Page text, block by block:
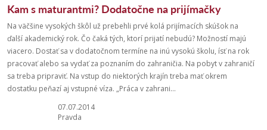
Kam s maturantmi? Dodatočne na prijímačky
Na väčšine vysokých škôl už prebehli prvé kolá prijímacích skúšok na
ďalší akademický rok. Čo čaká tých, ktorí prijatí nebudú? Možností majú
viacero. Dostať sa v dodatočnom termíne na inú vysokú školu, ísť na rok
pracovať alebo sa vydať za poznaním do zahraničia. Na pobyt v zahraničí
sa treba pripraviť. Na vstup do niektorých krajín treba mať okrem
dostatku peňazí aj vstupné víza. „Práca v zahrani...
07.07.2014
Pravda